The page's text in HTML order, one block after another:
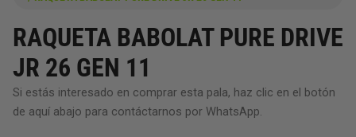
RAQUETA BABOLAT PURE DRIVE
JR 26 GEN 11
Si estás interesado en comprar esta pala, haz clic en el botón
de aquí abajo para contáctarnos por WhatsApp.